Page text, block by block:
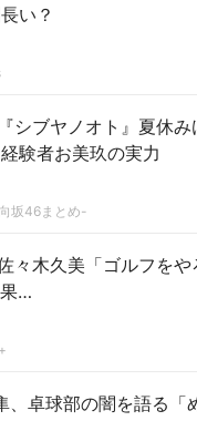
い？
シブヤノオト』夏休み
験者お美玖の実力
坂46まとめ-
々木久美「ゴルフを
…
、卓球部の闇を語る「